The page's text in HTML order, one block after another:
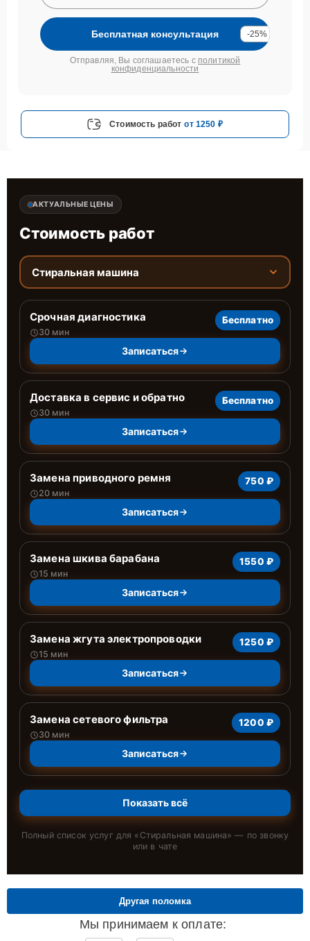
Бесплатная консультация -25%
Отправляя, Вы соглашаетесь с политикой
конфиденциальности
Стоимость работ от 1250 ₽
АКТУАЛЬНЫЕ ЦЕНЫ
Стоимость работ
Стиральная машина
Срочная диагностика
30 мин
Бесплатно
Записаться
Доставка в сервис и обратно
30 мин
Бесплатно
Записаться
Замена приводного ремня
20 мин
750 ₽
Записаться
Замена шкива барабана
15 мин
1550 ₽
Записаться
Замена жгута электропроводки
15 мин
1250 ₽
Записаться
Замена сетевого фильтра
30 мин
1200 ₽
Записаться
Показать всё
Полный список услуг для « Стиральная машина» — по звонку
или в чате
Мы принимаем к оплате:
Другая поломка